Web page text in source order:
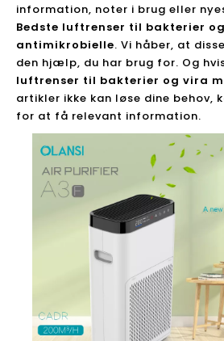
information, noter i brug eller
Bedste luftrenser til bakterier
antimikrobielle. Vi håber, at
den hjælp, du har brug for. Og
luftrenser til bakterier og vira
artikler ikke kan løse dine behov,
for at få relevant information.